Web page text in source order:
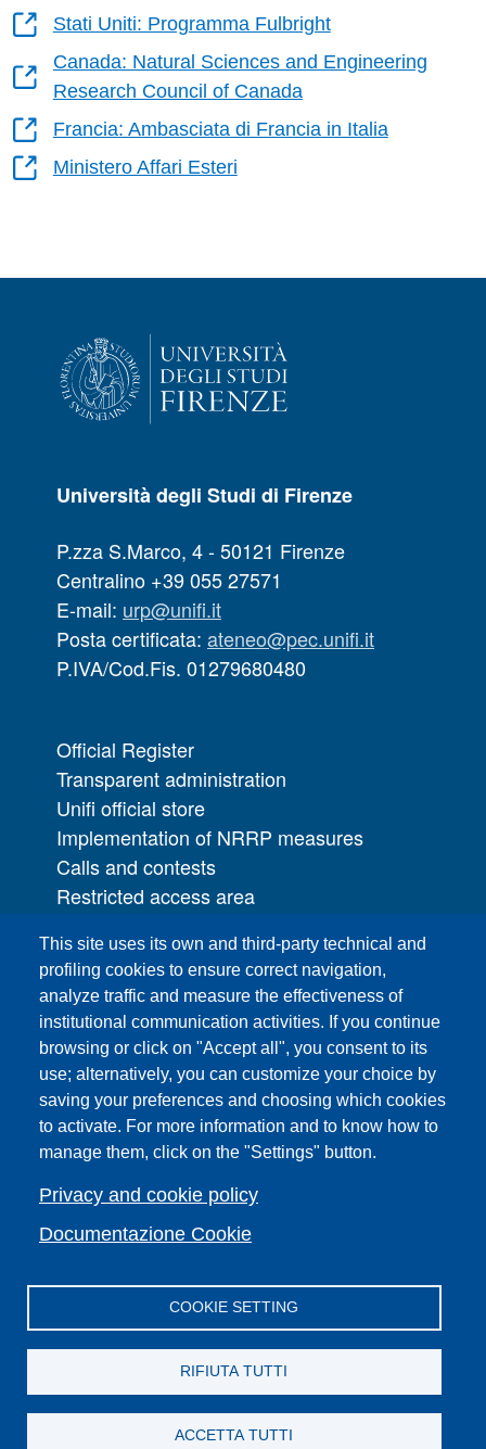
Stati Uniti: Programma Fulbright
Canada: Natural Sciences and Engineering
Research Council of Canada
Francia: Ambasciata di Francia in Italia
Ministero Affari Esteri
This site uses its own and third-party technical and
profiling cookies to ensure correct navigation,
analyze traffic and measure the effectiveness of
institutional communication activities. If you continue
browsing or click on "Accept all", you consent to its
use; alternatively, you can customize your choice by
saving your preferences and choosing which cookies
to activate. For more information and to know how to
manage them, click on the "Settings" button.
Privacy and cookie policy
Documentazione Cookie
COOKIE SETTING
RIFIUTA TUTTI
ACCETTA TUTTI
Università degli Studi di Firenze
P.zza S.Marco, 4 - 50121 Firenze
Centralino +39 055 27571
E-mail: urp@unifi.it
Posta certificata: ateneo@pec.unifi.it
P.IVA/Cod.Fis. 01279680480
Official Register
Transparent administration
Unifi official store
Implementation of NRRP measures
Calls and contests
Restricted access area
IT Services
PRO | Public Relations Office
Campuses
Sitemap
Webmaster and web editorial staff
List of thematic Unifi websites
Accessibility
Legal Notices
Change your mind on cookies
Facebook
X YouTubeSpotifyInstagramLinkedInTelegram
Flickr